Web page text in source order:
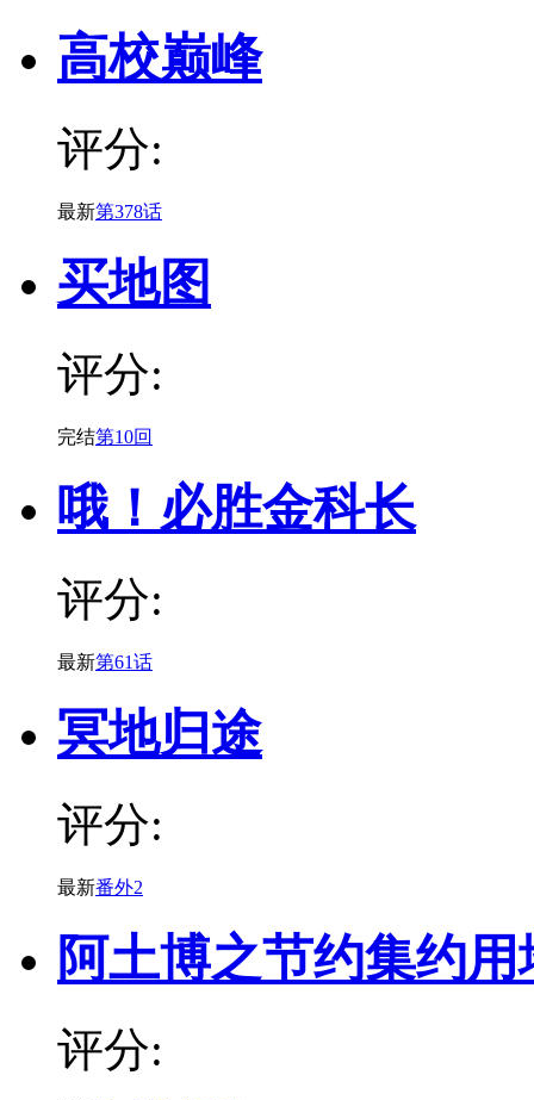
高校巅峰
评分:
最新第378话
买地图
评分:
完结第10回
哦！必胜金科长
评分:
最新第61话
冥地归途
评分:
最新番外2
阿土博之节约集约用
评分: